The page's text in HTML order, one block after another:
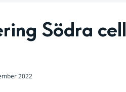
Södra cell
2022